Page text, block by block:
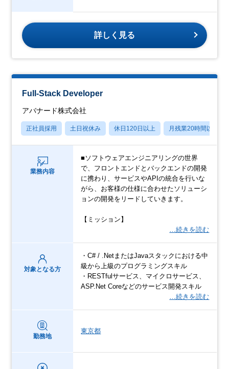
詳しく見る
Full-Stack Developer
アバナード株式会社
正社員採用 土日祝休み 休日120日以上 月残業20時間以内
業務内容
■ソフトウェアエンジニアリングの世界
で、フロントエンドとバックエンドの開発
に携わり、サービスやAPIの統合を行いな
がら、お客様の仕様に合わせたソリューシ
ョンの開発をリードしていきます。
【ミッション】
…続きを読む
対象となる方
・C# / .NetまたはJavaスタックにおける中
級から上級のプログラミングスキル
・RESTfulサービス、マイクロサービス、
ASP.Net Coreなどのサービス開発スキル
…続きを読む
勤務地
東京都